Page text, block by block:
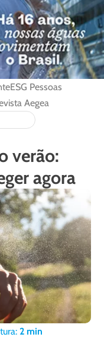
ESG Pessoas
Aegea
verão:
agora
2 min